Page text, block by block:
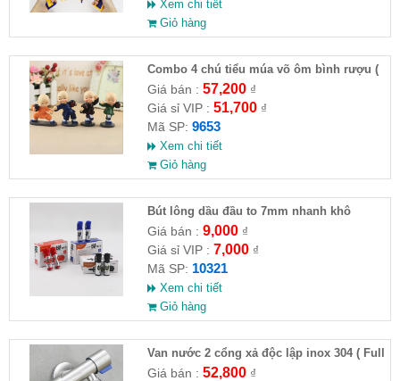
Xem chi tiết
Giỏ hàng
Combo 4 chú tiểu múa võ ôm bình rượu (
HĐ )
Giá bán : 57,200₫
Giá sỉ VIP : 51,700₫
Mã SP: 9653
Xem chi tiết
Giỏ hàng
Bút lông dầu đầu to 7mm nhanh khô
Giá bán : 9,000₫
Giá sỉ VIP : 7,000₫
Mã SP: 10321
Xem chi tiết
Giỏ hàng
Van nước 2 cổng xả độc lập inox 304 ( Full
VAT )
Giá bán : 52,800₫